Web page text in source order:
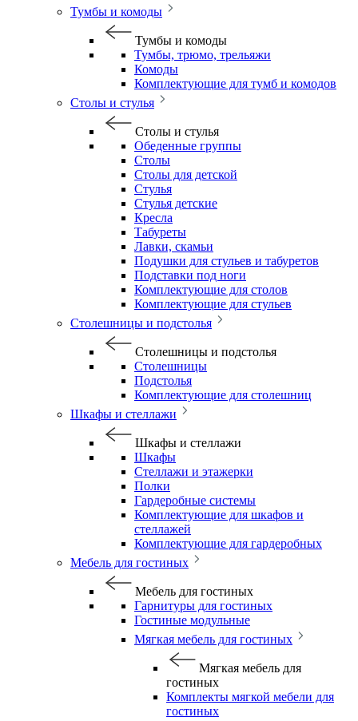
Тумбы и комоды
Тумбы и комоды
Тумбы, трюмо, трельяжи
Комоды
Комплектующие для тумб и комодов
Столы и стулья
Столы и стулья
Обеденные группы
Столы
Столы для детской
Стулья
Стулья детские
Кресла
Табуреты
Лавки, скамьи
Подушки для стульев и табуретов
Подставки под ноги
Комплектующие для столов
Комплектующие для стульев
Столешницы и подстолья
Столешницы и подстолья
Столешницы
Подстолья
Комплектующие для столешниц
Шкафы и стеллажи
Шкафы и стеллажи
Шкафы
Стеллажи и этажерки
Полки
Гардеробные системы
Комплектующие для шкафов и
стеллажей
Комплектующие для гардеробных
Мебель для гостиных
Мебель для гостиных
Гарнитуры для гостиных
Гостиные модульные
Мягкая мебель для гостиных
Мягкая мебель для
гостиных
Комплекты мягкой мебели для
гостиных